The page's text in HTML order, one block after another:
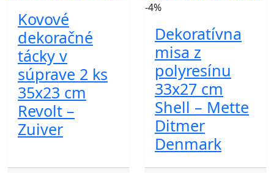
Kovové
dekoračné
tácky v
súprave 2 ks
35x23 cm
Revolt –
Zuiver
-4%
Dekoratívna
misa z
polyresínu
33x27 cm
Shell – Mette
Ditmer
Denmark